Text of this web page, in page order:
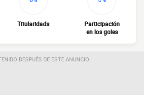
Titularidads
Participación
en los goles
DESPUÉS DE ESTE ANUNCIO